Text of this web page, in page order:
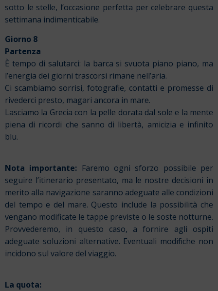
sotto le stelle, l’occasione perfetta per celebrare questa
settimana indimenticabile.
Giorno 8
Partenza
È tempo di salutarci: la barca si svuota piano piano, ma
l’energia dei giorni trascorsi rimane nell’aria.
Ci scambiamo sorrisi, fotografie, contatti e promesse di
rivederci presto, magari ancora in mare.
Lasciamo la Grecia con la pelle dorata dal sole e la mente
piena di ricordi che sanno di libertà, amicizia e infinito
blu.
Nota importante: Faremo ogni sforzo possibile per
seguire l’itinerario presentato, ma le nostre decisioni in
merito alla navigazione saranno adeguate alle condizioni
del tempo e del mare. Questo include la possibilità che
vengano modificate le tappe previste o le soste notturne.
Provvederemo, in questo caso, a fornire agli ospiti
adeguate soluzioni alternative. Eventuali modifiche non
incidono sul valore del viaggio.
La quota: